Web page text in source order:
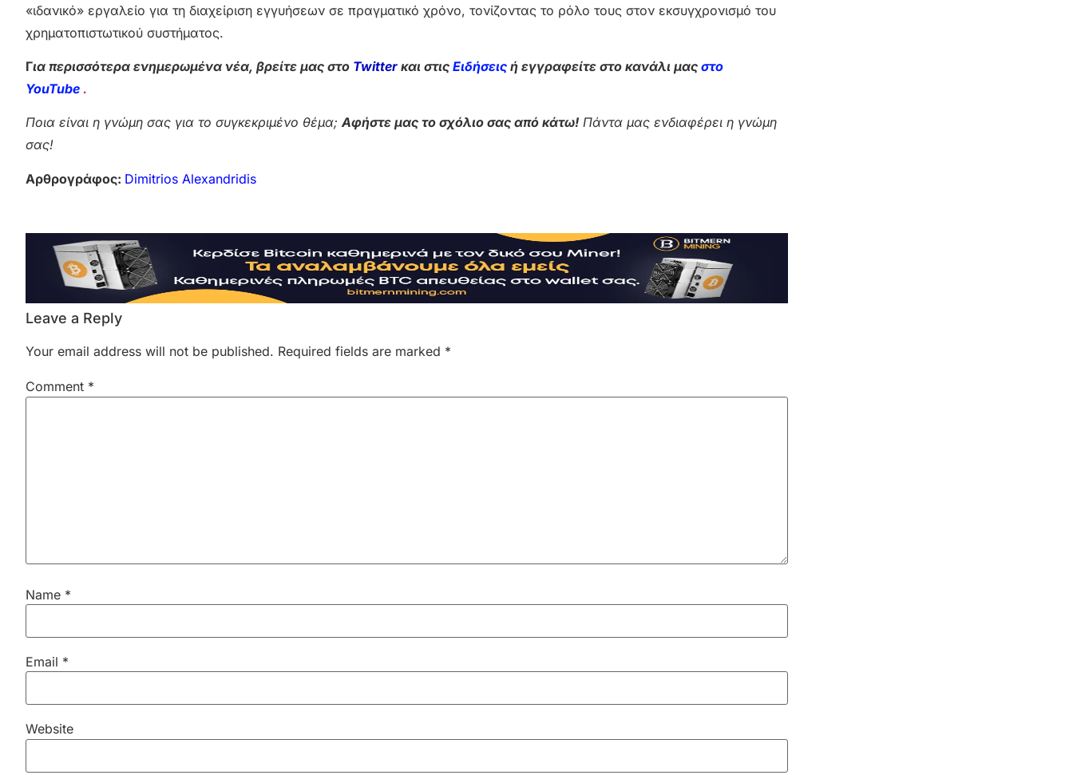
«ιδανικό» εργαλείο για τη διαχείριση εγγυήσεων σε πραγματικό χρόνο, τονίζοντας το ρόλο τους στον εκσυγχρονισμό του
χρηματοπιστωτικού συστήματος.
Για περισσότερα ενημερωμένα νέα, βρείτε μας στο Twitter και στις Ειδήσεις ή εγγραφείτε στο κανάλι μας στο
YouTube .
Ποια είναι η γνώμη σας για το συγκεκριμένο θέμα;Αφήστε μας το σχόλιο σας από κάτω! Πάντα μας ενδιαφέρει η γνώμη
σας!
Αρθρογράφος: Dimitrios Alexandridis
Leave a Reply
Your email address will not be published. Required fields are marked *
Comment *
Name *
Email *
Website